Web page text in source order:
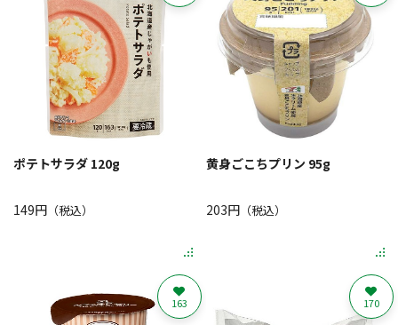
ポテトサラダ 120g
149円 （税込）
黄身ごこちプリン 95g
203円（税込）
163 170